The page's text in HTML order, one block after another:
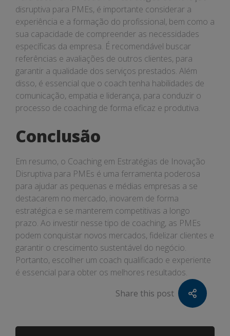
disruptiva para PMEs, é importante considerar a
experiência e a formação do profissional, bem como a
sua capacidade de compreender as necessidades
específicas da empresa. É recomendável buscar
referências e avaliações de outros clientes, para
garantir a qualidade dos serviços prestados. Além
disso, é essencial que o coach tenha habilidades de
comunicação, empatia e liderança, para conduzir o
processo de coaching de forma eficaz e produtiva.
Conclusão
Em resumo, o Coaching em Estratégias de Inovação
Disruptiva para PMEs é uma ferramenta poderosa
para ajudar as pequenas e médias empresas a se
destacarem no mercado, inovarem de forma
estratégica e se manterem competitivas a longo
prazo. Ao investir nesse tipo de coaching, as PMEs
podem conquistar novos mercados, fidelizar clientes e
garantir o crescimento sustentável do negócio.
Portanto, escolher um coach qualificado e experiente
é essencial para obter os melhores resultados.
Share this post